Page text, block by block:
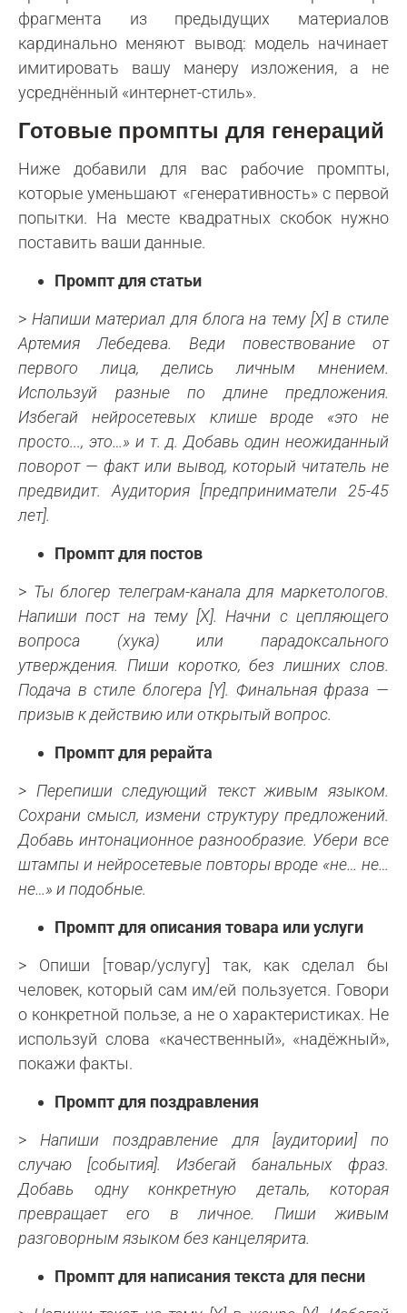
фрагмента из предыдущих материалов
кардинально меняют вывод: модель начинает
имитировать вашу манеру изложения, а не
усреднённый «интернет-стиль».
Готовые промпты для генераций
Ниже добавили для вас рабочие промпты,
которые уменьшают «генеративность» с первой
попытки. На месте квадратных скобок нужно
поставить ваши данные.
Промпт для статьи
> Напиши материал для блога на тему [X] в стиле
Артемия Лебедева. Веди повествование от
первого лица, делись личным мнением.
Используй разные по длине предложения.
Избегай нейросетевых клише вроде «это не
просто..., это…» и т. д. Добавь один неожиданный
поворот — факт или вывод, который читатель не
предвидит. Аудитория[предприниматели 25-45
лет].
Промпт для постов
> Ты блогер телеграм-канала для маркетологов.
Напиши пост на тему [X]. Начни с цепляющего
вопроса (хука) или парадоксального
утверждения. Пиши коротко, без лишних слов.
Подача в стиле блогера [Y]. Финальная фраза —
призыв к действию или открытый вопрос.
Промпт для рерайта
> Перепиши следующий текст живым языком.
Сохрани смысл, измени структуру предложений.
Добавь интонационное разнообразие. Убери все
штампы и нейросетевые повторы вроде «не… не…
не…» и подобные.
Промпт для описания товара или услуги
> Опиши [товар/услугу] так, как сделал бы
человек, который сам им/ей пользуется. Говори
о конкретной пользе, а не о характеристиках. Не
используй слова «качественный», «надёжный»,
покажи факты.
Промпт для поздравления
> Напиши поздравление для [аудитории] по
случаю [события]. Избегай банальных фраз.
Добавь одну конкретную деталь, которая
превращает его в личное. Пиши живым
разговорным языком без канцелярита.
Промпт для написания текста для песни